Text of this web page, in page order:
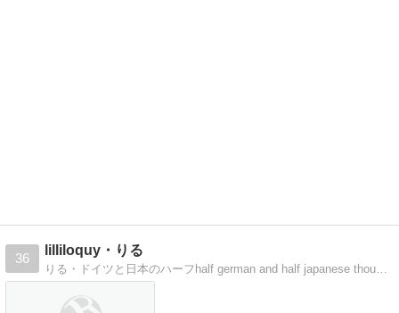
36
lilliloquy・りる
りる・ドイツと日本のハーフhalf german and half japanese thoughts